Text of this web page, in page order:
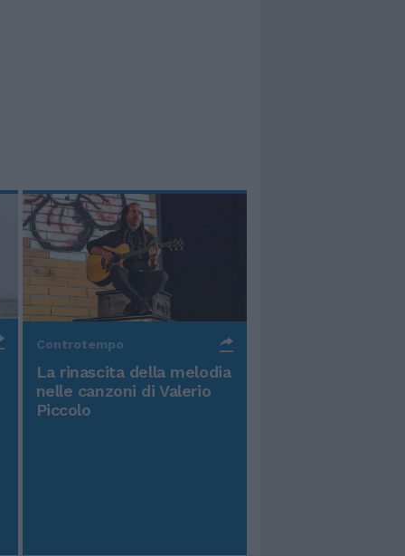
Controtempo
La rinascita della melodia
nelle canzoni di Valerio
Piccolo